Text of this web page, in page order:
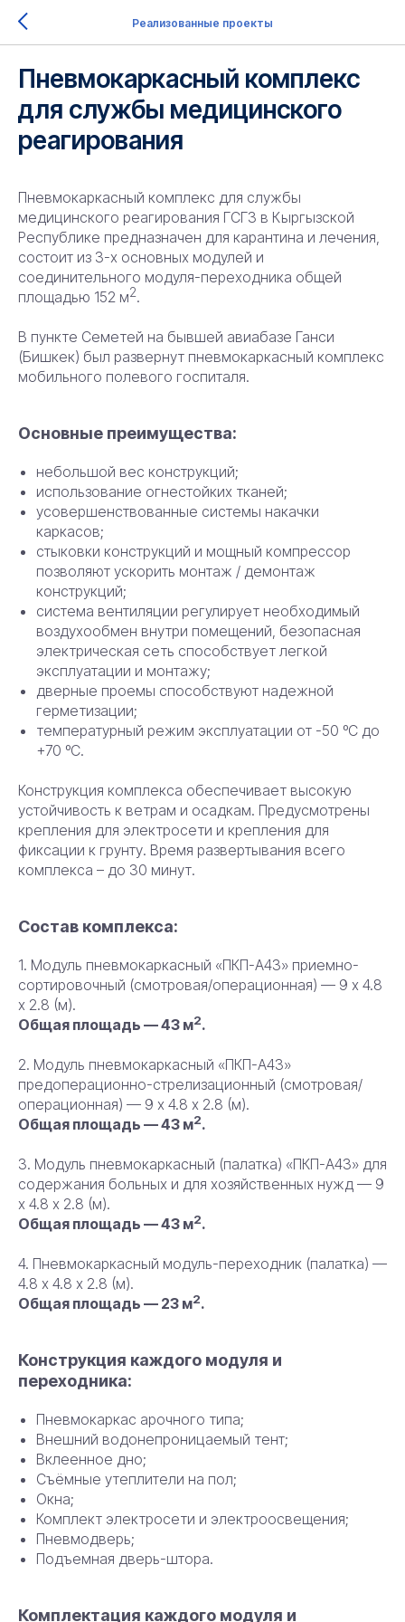
Реализованные проекты
Пневмокаркасный комплекс
для службы медицинского
реагирования
Пневмокаркасный комплекс для службы
медицинского реагирования ГСГЗ в Кыргызской
Республике предназначен для карантина и лечения,
состоит из 3-х основных модулей и
соединительного модуля-переходника общей
площадью 152 м2.
В пункте Семетей на бывшей авиабазе Ганси
(Бишкек) был развернут пневмокаркасный комплекс
мобильного полевого госпиталя.
Основные преимущества:
небольшой вес конструкций;
использование огнестойких тканей;
усовершенствованные системы накачки
каркасов;
стыковки конструкций и мощный компрессор
позволяют ускорить монтаж / демонтаж
конструкций;
система вентиляции регулирует необходимый
воздухообмен внутри помещений, безопасная
электрическая сеть способствует легкой
эксплуатации и монтажу;
дверные проемы способствуют надежной
герметизации;
температурный режим эксплуатации от -50 ºС до
+70 ºС.
Конструкция комплекса обеспечивает высокую
устойчивость к ветрам и осадкам. Предусмотрены
крепления для электросети и крепления для
фиксации к грунту. Время развертывания всего
комплекса – до 30 минут.
Состав комплекса:
1. Модуль пневмокаркасный «ПКП-А43» приемно-
сортировочный (смотровая/операционная) — 9 х 4.8
х 2.8 (м).
Общая площадь — 43 м2.
2. Модуль пневмокаркасный «ПКП-А43»
предоперационно-стрелизационный (смотровая/
операционная) — 9 х 4.8 х 2.8 (м).
Общая площадь — 43 м2.
3. Модуль пневмокаркасный (палатка) «ПКП-А43» для
содержания больных и для хозяйственных нужд — 9
х 4.8 х 2.8 (м).
Общая площадь — 43 м2.
4. Пневмокаркасный модуль-переходник (палатка) —
4.8 х 4.8 х 2.8 (м).
Общая площадь — 23 м2.
Конструкция каждого модуля и
переходника:
Пневмокаркас арочного типа;
Внешний водонепроницаемый тент;
Вклеенное дно;
Съёмные утеплители на пол;
Окна;
Комплект электросети и электроосвещения;
Пневмодверь;
Подъемная дверь-штора.
Комплектация каждого модуля и